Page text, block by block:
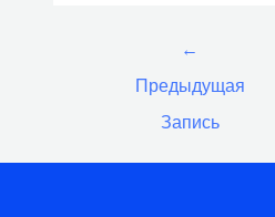
←
Предыдущая
Запись